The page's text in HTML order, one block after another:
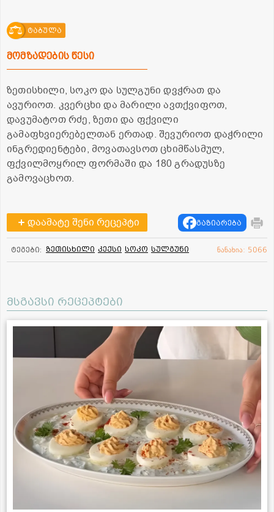
ტაბულა
მომზადების წესი
ზეთისხილი, სოკო და სულგუნი დვჭრათ და
ავურიოთ. კვერცხი და მარილი ავთქვიფოთ,
დავუმატოთ რძე, ზეთი და ფქვილი
გამაფხვიერებელთან ერთად. შევურიოთ დაჭრილი
ინგრედიენტები, მოვათავსოთ ცხიმწასმულ,
ფქვილმოყრილ ფორმაში და 180 გრადუსზე
გამოვაცხოთ.
დაამატე შენი რეცეპტი გაზიარება
ტეგები: ზეთისხილი კექსი სოკო სულგუნი ნანახია: 5066
მსგავსი რეცეპტები